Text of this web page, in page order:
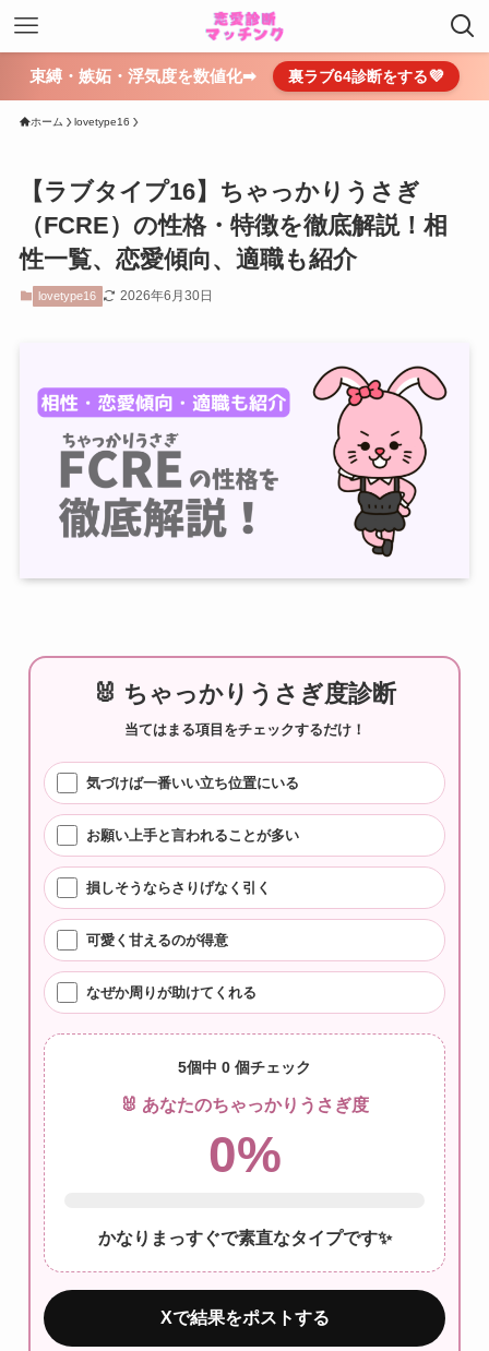
束縛・嫉妬・浮気度を数値化➡ 裏ラブ64診断をする💜
ホーム lovetype16
【ラブタイプ16】ちゃっかりうさぎ
（FCRE）の性格・特徴を徹底解説！相
性一覧、恋愛傾向、適職も紹介
lovetype16 2026年6月30日
🐰 ちゃっかりうさぎ度診断
当てはまる項目をチェックするだけ！
気づけば一番いい立ち位置にいる
お願い上手と言われることが多い
損しそうならさりげなく引く
可愛く甘えるのが得意
なぜか周りが助けてくれる
5個中 0 個チェック
🐰 あなたのちゃっかりうさぎ度
0%
かなりまっすぐで素直なタイプです✨
Xで結果をポストする